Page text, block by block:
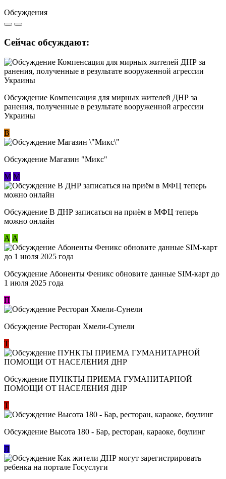
Обсуждения
Сейчас обсуждают:
Обсуждение Компенсация для мирных жителей ДНР за
ранения, полученные в результате вооруженной агрессии
Украины
В
Обсуждение Магазин "Микс"
М М
Обсуждение В ДНР записаться на приём в МФЦ теперь
можно онлайн
А А
Обсуждение Абоненты Феникс обновите данные SIM-карт до
1 июля 2025 года
П
Обсуждение Ресторан Хмели-Сунели
Т
Обсуждение ​ПУНКТЫ ПРИЕМА ГУМАНИТАРНОЙ
ПОМОЩИ ОТ НАСЕЛЕНИЯ ДНР
Т
Обсуждение Высота 180 - Бар, ресторан, караоке, боулинг
Л